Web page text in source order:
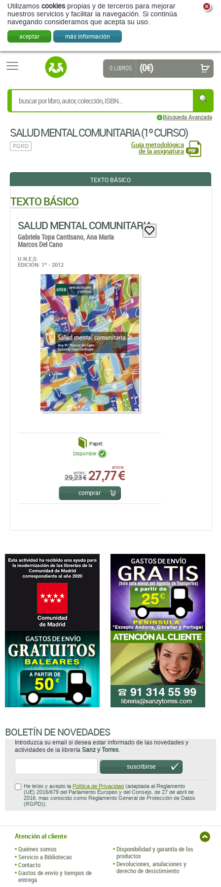
Utilizamos cookies propias y de terceros para mejorar
nuestros servicios y facilitar la navegación. Si continúa
navegando consideramos que acepta su uso.
aceptar más información
Búsqueda Avanzada
0 LIBROS (0 €)
SALUD MENTAL COMUNITARIA (1º CURSO)
PGRD Guía metodológica
de la asignatura
TEXTO BÁSICO
TEXTO BÁSICO
SALUD MENTAL COMUNITARIA
Gabriela Topa Cantisano,Ana María
Marcos Del Cano
U.N.E.D.
EDICIÓN: 1ª - 2012
Papel:
antes:
29,23 €
ahora:
27,77 €
Disponible
comprar
BOLETÍN DE NOVEDADES
Introduzca su email si desea estar informado de las novedades y
actividades de la librería Sanz y Torres.
suscribirse
He leído y acepto la Política de Privacidad (adaptada al Reglamento
(UE) 2016/679 del Parlamento Europeo y del Consejo, de 27 de abril de
2016, mas conocido como Reglamento General de Protección de Datos
(RGPD)).
Atención al cliente
Quiénes somos
Servicio a Bibliotecas
Contacto
Gastos de envío y tiempos de
entrega
Disponibilidad y garantía de los
productos
Devoluciones, anulaciones y
derecho de desistimiento